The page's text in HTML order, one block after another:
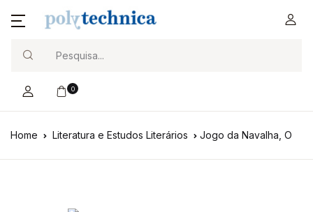
0
Home Literatura e Estudos Literários Jogo da Navalha, O